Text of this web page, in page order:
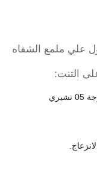
علي ملمع الشفاه
التنت: